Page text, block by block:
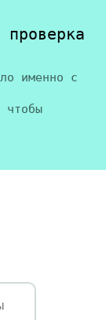
проверка
именно с
чтобы